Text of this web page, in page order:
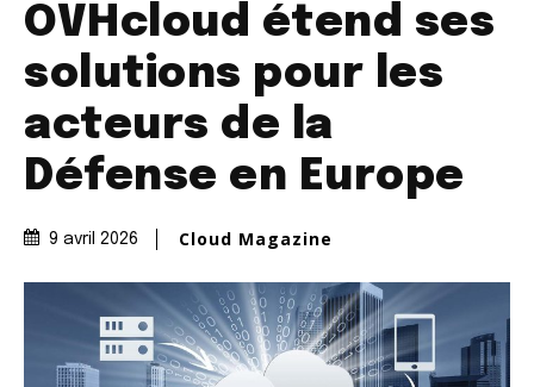
OVHcloud étend ses
solutions pour les
acteurs de la
Défense en Europe
9 avril 2026 Cloud Magazine